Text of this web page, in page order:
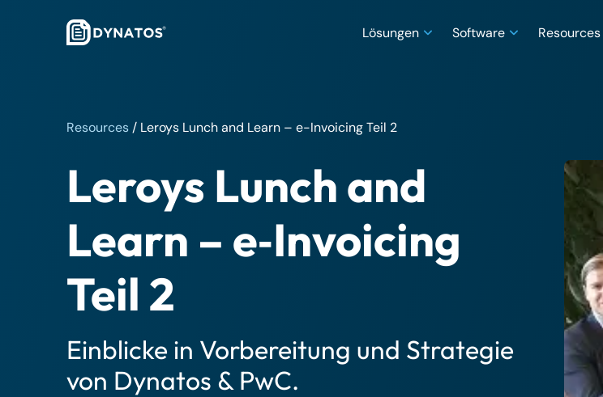
Lösungen Software Resources
Resources / Leroys Lunch and Learn – e-Invoicing Teil 2
Leroys Lunch and
Learn – e‑Invoicing
Teil 2
Einblicke in Vorbereitung und Strategie
von Dynatos & PwC.